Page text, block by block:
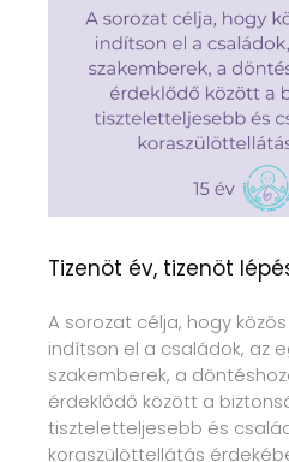
Tizenöt év, tizenöt
A sorozat célja, hogy
indítson el a családok, az
szakemberek, a
érdeklődő között a
tiszteletteljesebb és
koraszülöttellátás